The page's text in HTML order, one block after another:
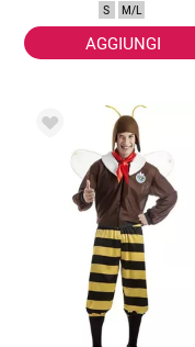
S M/L
AGGIUNGI